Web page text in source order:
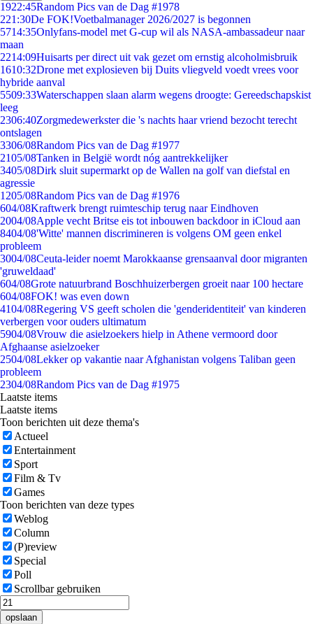
1922:45Random Pics van de Dag #1978
221:30De FOK!Voetbalmanager 2026/2027 is begonnen
5714:35Onlyfans-model met G-cup wil als NASA-ambassadeur naar
maan
2214:09Huisarts per direct uit vak gezet om ernstig alcoholmisbruik
1610:32Drone met explosieven bij Duits vliegveld voedt vrees voor
hybride aanval
5509:33Waterschappen slaan alarm wegens droogte: Gereedschapskist
leeg
2306:40Zorgmedewerkster die 's nachts haar vriend bezocht terecht
ontslagen
3306/08Random Pics van de Dag #1977
2105/08Tanken in België wordt nóg aantrekkelijker
3405/08Dirk sluit supermarkt op de Wallen na golf van diefstal en
agressie
1205/08Random Pics van de Dag #1976
604/08Kraftwerk brengt ruimteschip terug naar Eindhoven
2004/08Apple vecht Britse eis tot inbouwen backdoor in iCloud aan
8404/08'Witte' mannen discrimineren is volgens OM geen enkel
probleem
3004/08Ceuta-leider noemt Marokkaanse grensaanval door migranten
'gruweldaad'
604/08Grote natuurbrand Boschhuizerbergen groeit naar 100 hectare
604/08FOK! was even down
4104/08Regering VS geeft scholen die 'genderidentiteit' van kinderen
verbergen voor ouders ultimatum
5904/08Vrouw die asielzoekers hielp in Athene vermoord door
Afghaanse asielzoeker
2504/08Lekker op vakantie naar Afghanistan volgens Taliban geen
probleem
2304/08Random Pics van de Dag #1975
Laatste items
Laatste items
Toon berichten uit deze thema's
Actueel
Entertainment
Sport
Film & Tv
Games
Toon berichten van deze types
Weblog
Column
(P)review
Special
Poll
Scrollbar gebruiken
opslaan